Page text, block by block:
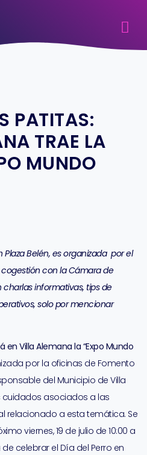
PATITAS:
TRAE LA
MUNDO
Plaza Belén, es organizada por el
con la Cámara de
informativas, tips de
solo por mencionar
en Villa Alemana la “Expo Mundo
por la oficinas de Fomento
del Municipio de Villa
asociados a las
relacionado a esta temática. Se
viernes, 19 de julio de 10:00 a
celebrar el Día del Perro en